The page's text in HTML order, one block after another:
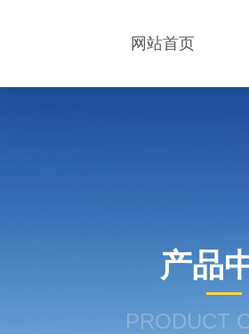
网站首页
产品
PRODUCT